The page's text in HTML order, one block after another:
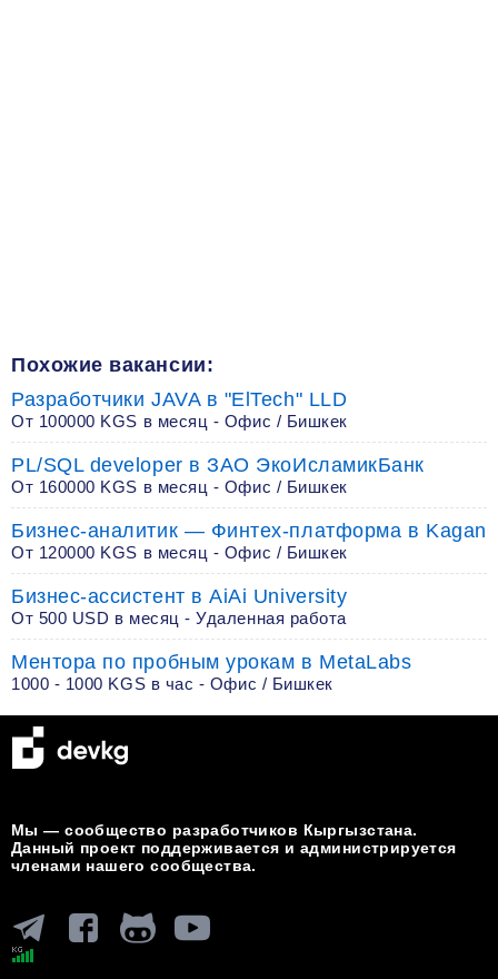
Похожие вакансии:
Разработчики JAVA в "ElTech" LLD
От 100000 KGS в месяц - Офис / Бишкек
PL/SQL developer в ЗАО ЭкоИсламикБанк
От 160000 KGS в месяц - Офис / Бишкек
Бизнес-аналитик — Финтех-платформа в Kagan
От 120000 KGS в месяц - Офис / Бишкек
Бизнес-ассистент в AiAi University
От 500 USD в месяц - Удаленная работа
Ментора по пробным урокам в MetaLabs
1000 - 1000 KGS в час - Офис / Бишкек
Мы — сообщество разработчиков Кыргызстана.
Данный проект поддерживается и администрируется
членами нашего сообщества.